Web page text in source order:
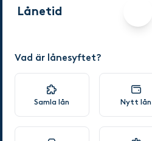
Lånetid
Vad är lånesyftet?
Samla lån Nytt lån